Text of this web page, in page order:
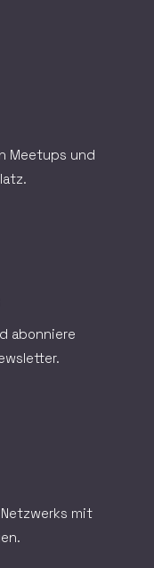
Meetups und
abonniere
mit